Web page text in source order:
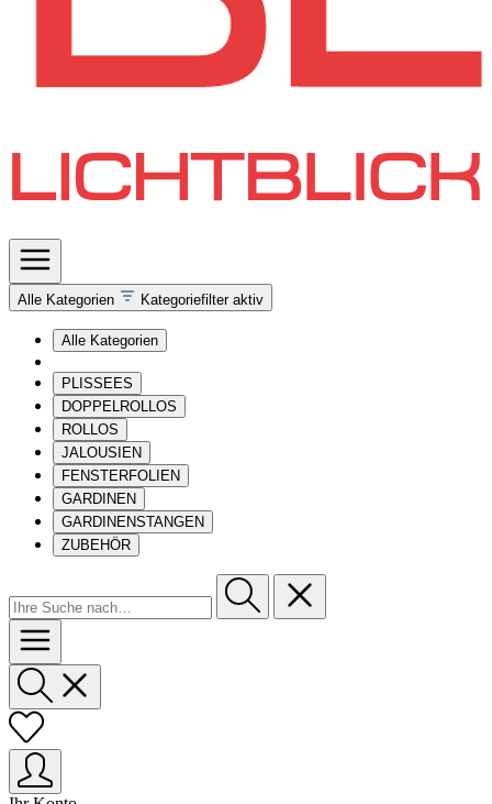
Alle Kategorien Kategoriefilter aktiv
Alle Kategorien
PLISSEES
DOPPELROLLOS
ROLLOS
JALOUSIEN
FENSTERFOLIEN
GARDINEN
GARDINENSTANGEN
ZUBEHÖR